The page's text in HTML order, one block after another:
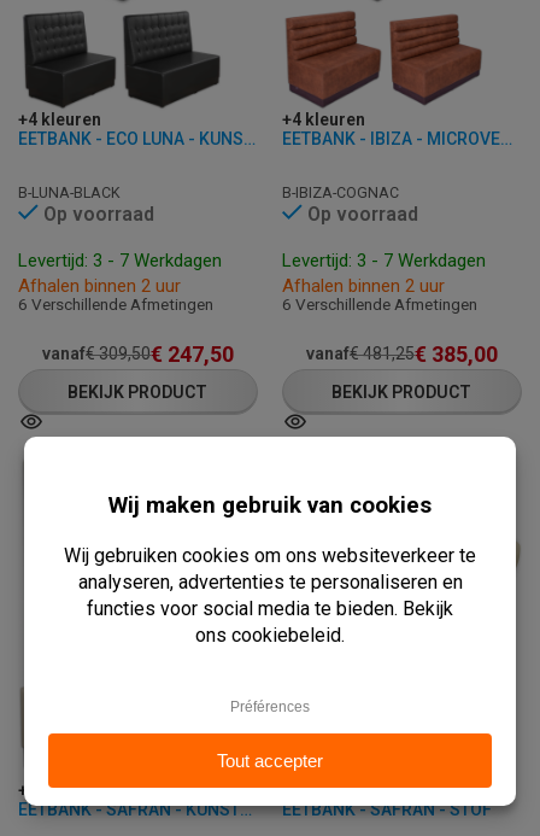
+4 kleuren
EETBANK - ECO LUNA - KUNSTLEER
B-LUNA-BLACK
Op voorraad
Levertijd: 3 - 7 Werkdagen
Afhalen binnen 2 uur
6 Verschillende Afmetingen
vanaf€309,50€ 247,50
BEKIJK PRODUCT
+4 kleuren
EETBANK - IBIZA - MICROVEZEL
B-IBIZA-COGNAC
Op voorraad
Levertijd: 3 - 7 Werkdagen
Afhalen binnen 2 uur
6 Verschillende Afmetingen
vanaf€481,25€ 385,00
BEKIJK PRODUCT
+4 kleuren
EETBANK - SAFRAN - KUNSTLEER
+4 kleuren
EETBANK - SAFRAN - STOF